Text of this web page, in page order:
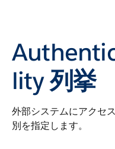
lity 列挙
外部システムにアクセ
別を指定します。